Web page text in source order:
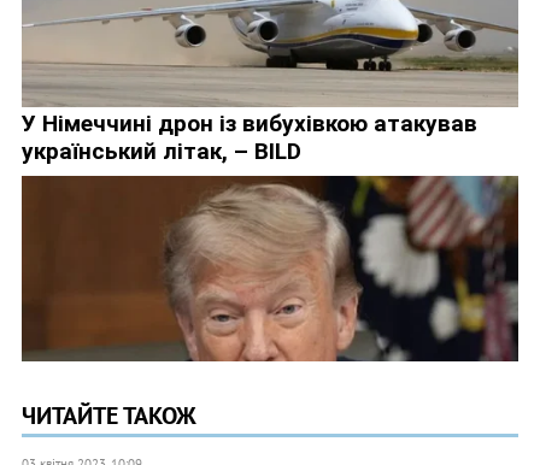
ЧИТАЙТЕ ТАКОЖ